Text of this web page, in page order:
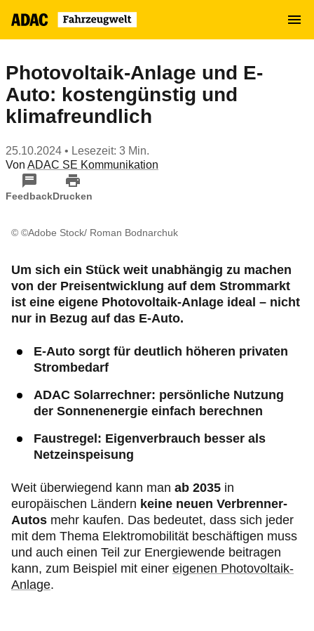
MENÜ
Photovoltaik-Anlage und E-
Auto: kostengünstig und
klimafreundlich
25.10.2024 • Lesezeit: 3 Min.
Von ADAC SE Kommunikation
FeedbackDrucken
© ©Adobe Stock/ Roman Bodnarchuk
Um sich ein Stück weit unabhängig zu machen
von der Preisentwicklung auf dem Strommarkt
ist eine eigene Photovoltaik-Anlage ideal – nicht
nur in Bezug auf das E-Auto.
E-Auto sorgt für deutlich höheren privaten
Strombedarf
ADAC Solarrechner: persönliche Nutzung
der Sonnenenergie einfach berechnen
Faustregel: Eigenverbrauch besser als
Netzeinspeisung
Weit überwiegend kann man ab 2035 in
europäischen Ländern keine neuen Verbrenner-
Autos mehr kaufen. Das bedeutet, dass sich jeder
mit dem Thema Elektromobilität beschäftigen muss
und auch einen Teil zur Energiewende beitragen
kann, zum Beispiel mit einer eigenen Photovoltaik-
Anlage.